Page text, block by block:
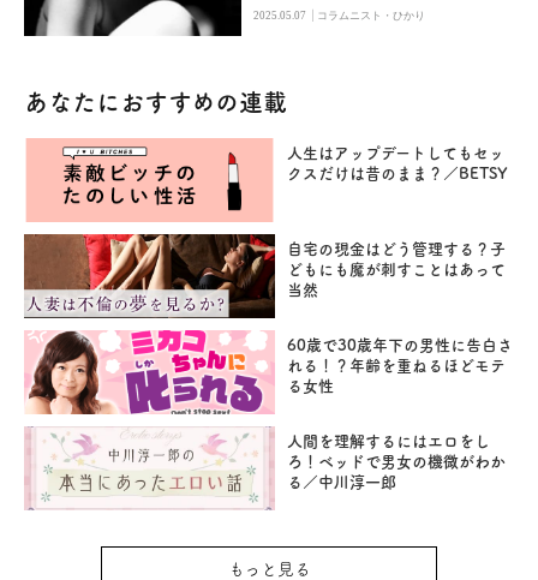
2025.05.07 | コラムニスト・ひかり
あなたにおすすめの連載
人生はアップデートしてもセッ
クスだけは昔のまま？／BETSY
自宅の現金はどう管理する？子
どもにも魔が刺すことはあって
当然
60歳で30歳年下の男性に告白さ
れる！？年齢を重ねるほどモテ
る女性
人間を理解するにはエロをし
ろ！ベッドで男女の機微がわか
る／中川淳一郎
もっと見る